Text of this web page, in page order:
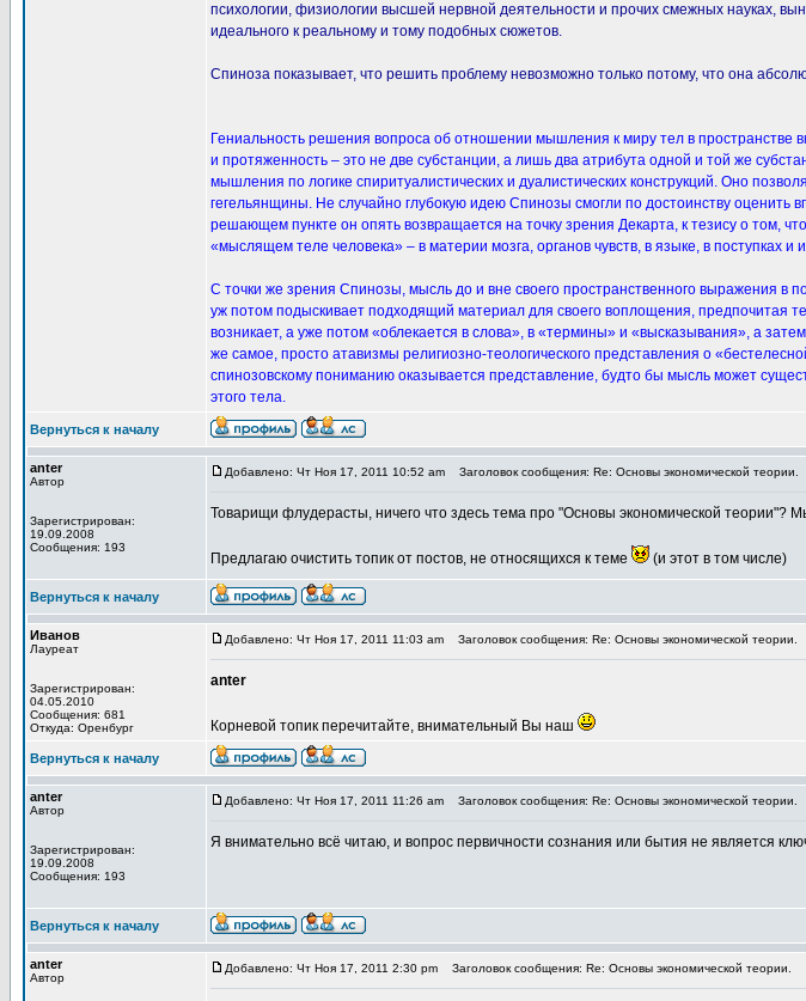
психологии, физиологии высшей нервной деятельности и прочих смежных науках,
идеального к реальному и тому подобных сюжетов.
Спиноза показывает, что решить проблему невозможно только потому, что она
Гениальность решения вопроса об отношении мышления к миру тел в
и протяженность – это не две субстанции, а лишь два атрибута одной и той же
мышления по логике спиритуалистических и дуалистических конструкций. Оно
гегельянщины. Не случайно глубокую идею Спинозы смогли по достоинству
решающем пункте он опять возвращается на точку зрения Декарта, к тезису о том,
«мыслящем теле человека» – в материи мозга, органов чувств, в языке, в поступках
С точки же зрения Спинозы, мысль до и вне своего пространственного выражения в
уж потом подыскивает подходящий материал для своего воплощения, предпочитая
возникает, а уже потом «облекается в слова», в «термины» и «высказывания», а
же самое, просто атавизмы религиозно-теологического представления о
спинозовскому пониманию оказывается представление, будто бы мысль может
этого тела.
Вернуться к началу
anter
Автор
Зарегистрирован:
19.09.2008
Сообщения: 193
Добавлено: Чт Ноя 17, 2011 10:52 am Заголовок сообщения: Re: Основы экономической теории.
Товарищи флудерасты, ничего что здесь тема про "Основы экономической теории"?
Предлагаю очистить топик от постов, не относящихся к теме (и этот в том числе)
Вернуться к началу
Иванов
Лауреат
Зарегистрирован:
04.05.2010
Сообщения: 681
Откуда: Оренбург
Добавлено: Чт Ноя 17, 2011 11:03 am Заголовок сообщения: Re: Основы экономической теории.
anter
Корневой топик перечитайте, внимательный Вы наш
Вернуться к началу
anter
Автор
Зарегистрирован:
19.09.2008
Сообщения: 193
Добавлено: Чт Ноя 17, 2011 11:26 am Заголовок сообщения: Re: Основы экономической теории.
Я внимательно всё читаю, и вопрос первичности сознания или бытия не является
Вернуться к началу
anter
Автор
Добавлено: Чт Ноя 17, 2011 2:30 pm Заголовок сообщения: Re: Основы экономической теории.